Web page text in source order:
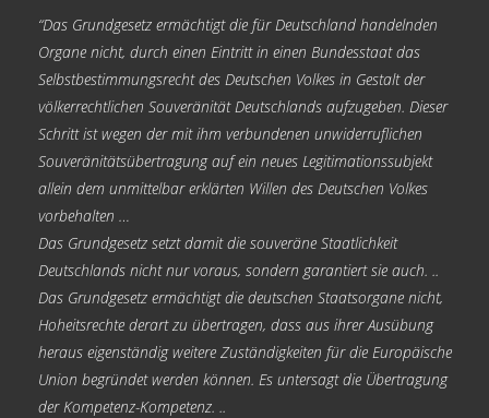
1. Weltkrieg
Kulturrevolution
New Zealand
China Lake
google
Hörbücher
Trump, Putin, Xi und die Fliehkräfte
Tod der Tartarie
“Das Grundgesetz ermächtigt die für Deutschland handelnden
Organe nicht, durch einen Eintritt in einen Bundesstaat das
Selbstbestimmungsrecht des Deutschen Volkes in Gestalt der
völkerrechtlichen Souveränität Deutschlands aufzugeben. Dieser
Schritt ist wegen der mit ihm verbundenen unwiderruflichen
Souveränitätsübertragung auf ein neues Legitimationssubjekt
allein dem unmittelbar erklärten Willen des Deutschen Volkes
vorbehalten …
Das Grundgesetz setzt damit die souveräne Staatlichkeit
Deutschlands nicht nur voraus, sondern garantiert sie auch. ..
Das Grundgesetz ermächtigt die deutschen Staatsorgane nicht,
Hoheitsrechte derart zu übertragen, dass aus ihrer Ausübung
heraus eigenständig weitere Zuständigkeiten für die Europäische
Union begründet werden können. Es untersagt die Übertragung
der Kompetenz-Kompetenz. ..